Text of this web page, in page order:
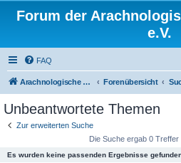
Forum der
e.V.
FAQ
Arachnologische Gesellschaft e. V. Forenübersicht
Unbeantwortete Themen
Zur erweiterten Suche
Die Suche ergab 0 Treffer
Es wurden keine passenden Ergebnisse